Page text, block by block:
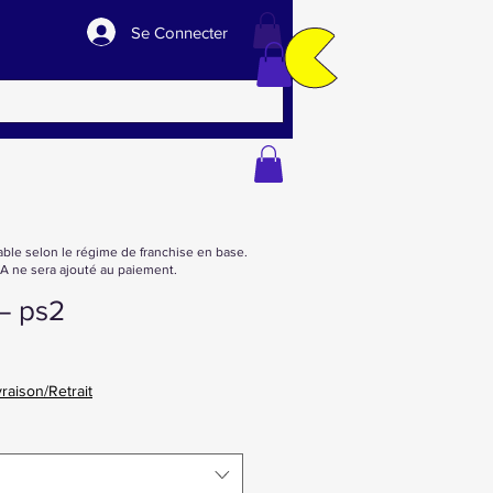
Se Connecter
ps2
Retrait
selon le régime de franchise en base.
ne sera ajouté au paiement.